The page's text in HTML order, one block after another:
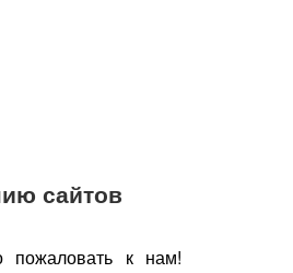
сайтов
пожаловать к нам!